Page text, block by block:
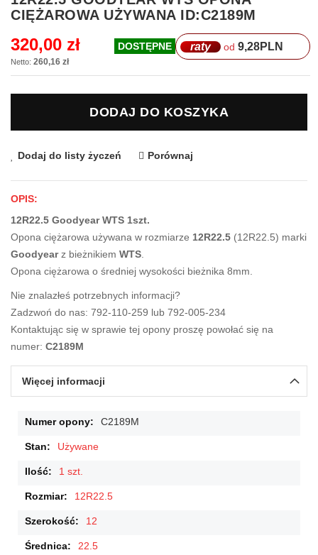
na
początek
CIĘŻAROWA UŻYWANA ID:C2189M
320,00 zł
260,16 zł
DOSTĘPNE raty od 9,28PLN
DODAJ DO KOSZYKA
Dodaj do listy życzeń Porównaj
OPIS:
12R22.5 Goodyear WTS 1szt.
Opona ciężarowa używana w rozmiarze 12R22.5 (12R22.5) marki
Goodyearz bieżnikiem WTS.
Opona ciężarowa o średniej wysokości bieżnika 8mm.
Nie znalazłeś potrzebnych informacji?
Zadzwoń do nas: 792-110-259 lub 792-005-234
Kontaktując się w sprawie tej opony proszę powołać się na
numer: C2189M
Więcej informacji
Więcej
C2189M
Używane
1 szt.
12R22.5
12
22.5